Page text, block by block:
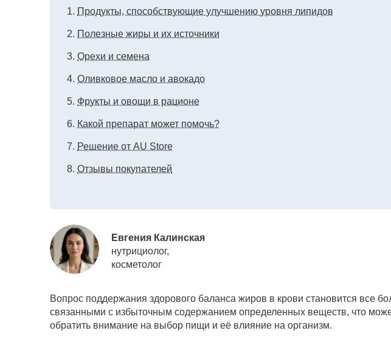
Продукты, способствующие улучшению уровня липидов
Полезные жиры и их источники
Орехи и семена
Оливковое масло и авокадо
Фрукты и овощи в рационе
Какой препарат может помочь?
Решение от AU Store
Отзывы покупателей
Евгения Калинская
нутрициолог,
косметолог
Вопрос поддержания здорового баланса жиров в крови становится все
связанными с избыточным содержанием определенных веществ, что
обратить внимание на выбор пищи и её влияние на организм.